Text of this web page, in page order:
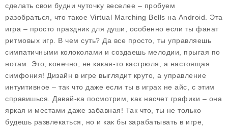
сделать свои будни чуточку веселее – пробуем
разобраться, что такое Virtual Marching Bells на Android. Эта
игра – просто праздник для души, особенно если ты фанат
ритмовых игр. В чем суть? Да все просто, ты управляешь
симпатичными колоколами и создаешь мелодии, прыгая по
нотам. Это, конечно, не какая-то кастрюля, а настоящая
симфония! Дизайн в игре выглядит круто, а управление
интуитивное – так что даже если ты в играх не айс, с этим
справишься. Давай-ка посмотрим, как насчет графики – она
яркая и местами даже забавная! Так что, ты не только
будешь развлекаться, но и как бы зарабатывать в игре,